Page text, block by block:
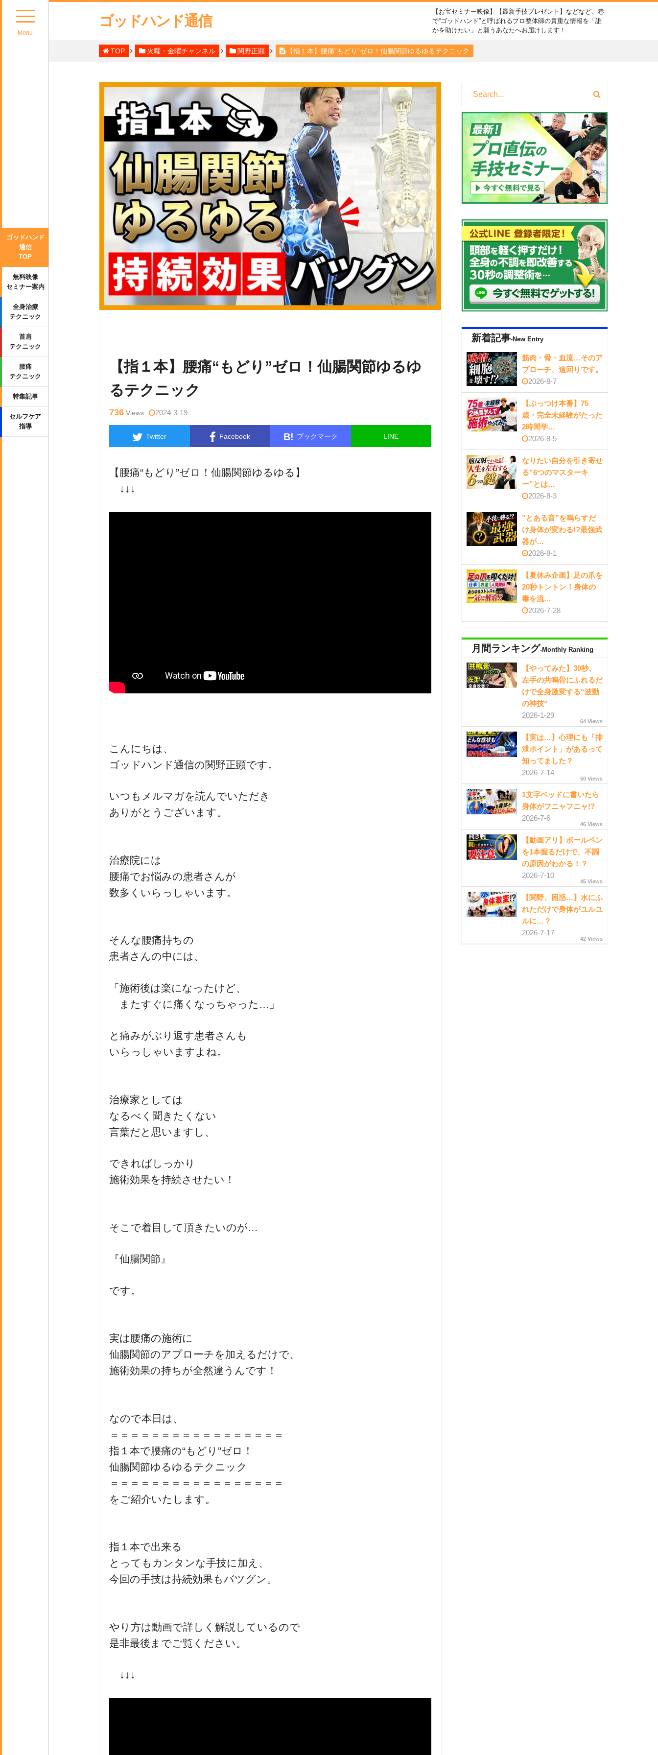
Menu
ゴッドハンド
通信
TOP
無料映像
セミナー案内
全身治療
テクニック
首肩
テクニック
腰痛
テクニック
特集記事
セルフケア
指導
ゴッドハンド通信
【お宝セミナー映像】【最新手技プレゼント】などなど、巷
で“ゴッドハンド”と呼ばれるプロ整体師の貴重な情報を「誰
かを助けたい」と願うあなたへお届けします！
TOP 火曜・金曜チャンネル 関野正顕 【指１本】腰痛“もどり”ゼロ！仙腸関節ゆるゆるテクニック
【指１本】腰痛“もどり”ゼロ！仙腸関節ゆるゆ
るテクニック
736 Views 2024-3-19
Twitter Facebook B! ブックマーク LINE
【腰痛“もどり”ゼロ！仙腸関節ゆるゆる】
↓↓↓
こんにちは、
ゴッドハンド通信の関野正顕です。
いつもメルマガを読んでいただき
ありがとうございます。
治療院には
腰痛でお悩みの患者さんが
数多くいらっしゃいます。
そんな腰痛持ちの
患者さんの中には、
「施術後は楽になったけど、
またすぐに痛くなっちゃった…」
と痛みがぶり返す患者さんも
いらっしゃいますよね。
治療家としては
なるべく聞きたくない
言葉だと思いますし、
できればしっかり
施術効果を持続させたい！
そこで着目して頂きたいのが…
『仙腸関節』
です。
実は腰痛の施術に
仙腸関節のアプローチを加えるだけで、
施術効果の持ちが全然違うんです！
なので本日は、
＝＝＝＝＝＝＝＝＝＝＝＝＝＝＝＝＝
指１本で腰痛の“もどり”ゼロ！
仙腸関節ゆるゆるテクニック
＝＝＝＝＝＝＝＝＝＝＝＝＝＝＝＝＝
をご紹介いたします。
指１本で出来る
とってもカンタンな手技に加え、
今回の手技は持続効果もバツグン。
やり方は動画で詳しく解説しているので
是非最後までご覧ください。
↓↓↓
新着記事-New Entry
筋肉・骨・血流…そのア
プローチ、遠回りです。
2026-8-7
【ぶっつけ本番】75
歳・完全未経験がたった
2時間学…
2026-8-5
なりたい自分を引き寄せ
る”6つのマスターキ
ー”とは…
2026-8-3
”とある音”を鳴らすだ
け身体が変わる!?最強武
器が…
2026-8-1
【夏休み企画】足の爪を
20秒トントン！身体の
毒を流…
2026-7-28
月間ランキング-Monthly Ranking
【やってみた】30秒、
左手の共鳴骨にふれるだ
けで全身激変する“波動
の神技”
2026-1-29
64 Views
【実は…】心理にも「排
泄ポイント」があるって
知ってました？
2026-7-14
50 Views
1文字ベッドに書いたら
身体がフニャフニャ!?
2026-7-6
46 Views
【動画アリ】ボールペン
を1本握るだけで、不調
の原因がわかる！？
2026-7-10
45 Views
【関野、困惑…】水にふ
れただけで身体がユルユ
ルに…？
2026-7-17
42 Views